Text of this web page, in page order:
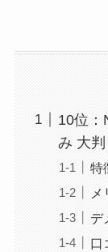
10位：
み 大
特
メ
デ
口